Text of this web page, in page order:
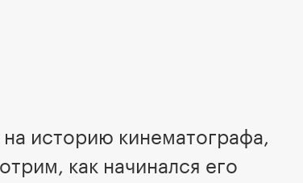
историю кинематографа,
как начинался его